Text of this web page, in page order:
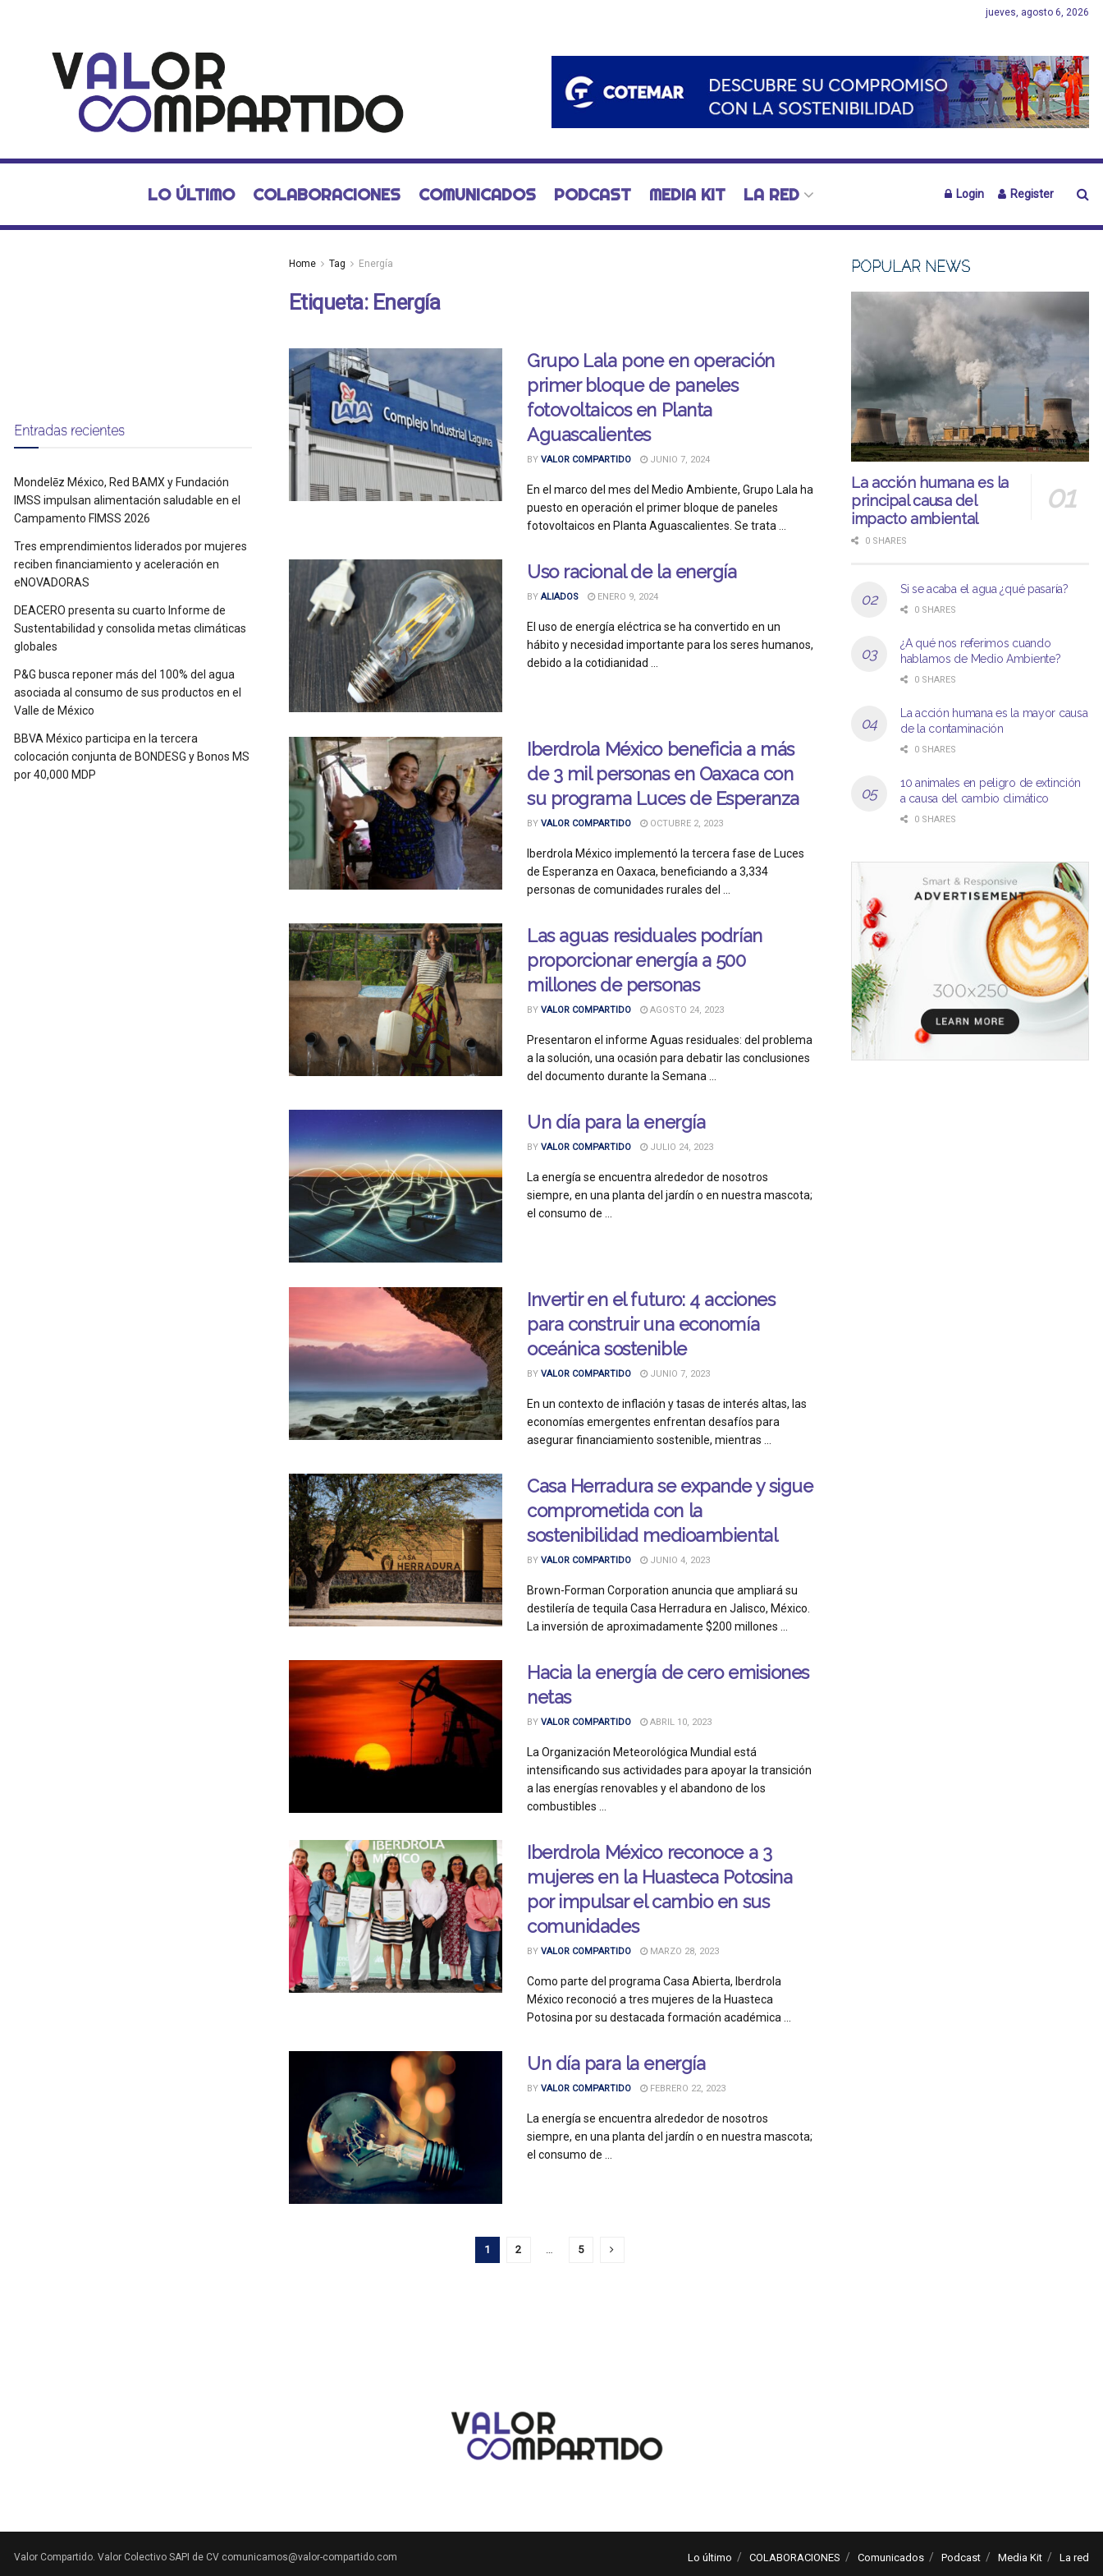
jueves, agosto 6, 2026
LO ÚLTIMO COLABORACIONES COMUNICADOS PODCAST MEDIA KIT LA RED Login Register
Home Tag Energía
Etiqueta: Energía
Grupo Lala pone en operación
primer bloque de paneles
fotovoltaicos en Planta
Aguascalientes
BY VALOR COMPARTIDO JUNIO 7, 2024
En el marco del mes del Medio Ambiente, Grupo Lala ha
puesto en operación el primer bloque de paneles
fotovoltaicos en Planta Aguascalientes. Se trata ...
Uso racional de la energía
BY ALIADOS ENERO 9, 2024
El uso de energía eléctrica se ha convertido en un
hábito y necesidad importante para los seres humanos,
debido a la cotidianidad ...
Iberdrola México beneficia a más
de 3 mil personas en Oaxaca con
su programa Luces de Esperanza
BY VALOR COMPARTIDO OCTUBRE 2, 2023
Iberdrola México implementó la tercera fase de Luces
de Esperanza en Oaxaca, beneficiando a 3,334
personas de comunidades rurales del ...
Las aguas residuales podrían
proporcionar energía a 500
millones de personas
BY VALOR COMPARTIDO AGOSTO 24, 2023
Presentaron el informe Aguas residuales: del problema
a la solución, una ocasión para debatir las conclusiones
del documento durante la Semana ...
Un día para la energía
BY VALOR COMPARTIDO JULIO 24, 2023
La energía se encuentra alrededor de nosotros
siempre, en una planta del jardín o en nuestra mascota;
el consumo de ...
Invertir en el futuro: 4 acciones
para construir una economía
oceánica sostenible
BY VALOR COMPARTIDO JUNIO 7, 2023
En un contexto de inflación y tasas de interés altas, las
economías emergentes enfrentan desafíos para
asegurar financiamiento sostenible, mientras ...
Casa Herradura se expande y sigue
comprometida con la
sostenibilidad medioambiental
BY VALOR COMPARTIDO JUNIO 4, 2023
Brown-Forman Corporation anuncia que ampliará su
destilería de tequila Casa Herradura en Jalisco, México.
La inversión de aproximadamente $200 millones ...
Hacia la energía de cero emisiones
netas
BY VALOR COMPARTIDO ABRIL 10, 2023
La Organización Meteorológica Mundial está
intensificando sus actividades para apoyar la transición
a las energías renovables y el abandono de los
combustibles ...
Iberdrola México reconoce a 3
mujeres en la Huasteca Potosina
por impulsar el cambio en sus
comunidades
BY VALOR COMPARTIDO MARZO 28, 2023
Como parte del programa Casa Abierta, Iberdrola
México reconoció a tres mujeres de la Huasteca
Potosina por su destacada formación académica ...
Un día para la energía
BY VALOR COMPARTIDO FEBRERO 22, 2023
La energía se encuentra alrededor de nosotros
siempre, en una planta del jardín o en nuestra mascota;
el consumo de ...
1 2 5
Entradas recientes
Mondelēz México, Red BAMX y Fundación
IMSS impulsan alimentación saludable en el
Campamento FIMSS 2026
Tres emprendimientos liderados por mujeres
reciben financiamiento y aceleración en
eNOVADORAS
DEACERO presenta su cuarto Informe de
Sustentabilidad y consolida metas climáticas
globales
P&G busca reponer más del 100% del agua
asociada al consumo de sus productos en el
Valle de México
BBVA México participa en la tercera
colocación conjunta de BONDESG y Bonos MS
por 40,000 MDP
POPULAR NEWS
La acción humana es la
principal causa del
impacto ambiental
0 SHARES
Si se acaba el agua ¿qué pasaría?
0 SHARES
¿A qué nos referimos cuando
hablamos de Medio Ambiente?
0 SHARES
La acción humana es la mayor causa
de la contaminación
0 SHARES
10 animales en peligro de extinción
a causa del cambio climático
0 SHARES
Lo último COLABORACIONES Comunicados Podcast Media Kit La red
Valor Compartido. Valor Colectivo SAPI de CV comunicamos@valor-compartido.com